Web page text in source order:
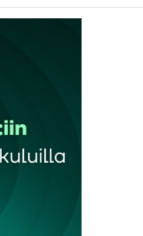
voi odottaa asuntojen